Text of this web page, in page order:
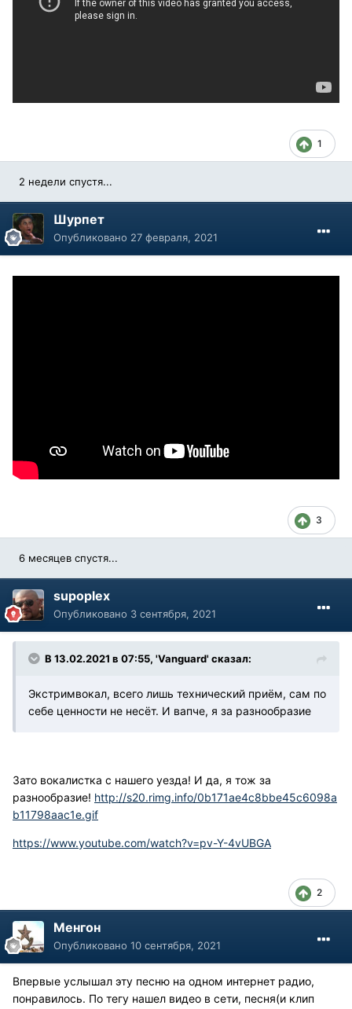
1
2 недели спустя...
Шурпет
Опубликовано 27 февраля, 2021
3
6 месяцев спустя...
supoplex
Опубликовано 3 сентября, 2021
В 13.02.2021 в 07:55, 'Vanguard' сказал:
Экстримвокал, всего лишь технический приём, сам по
себе ценности не несёт. И вапче, я за разнообразие
Зато вокалистка с нашего уезда! И да, я тож за
разнообразие! http://s20.rimg.info/0b171ae4c8bbe45c6098a
b11798aac1e.gif
https://www.youtube.com/watch?v=pv-Y-4vUBGA
2
Менгон
Опубликовано 10 сентября, 2021
Впервые услышал эту песню на одном интернет радио,
понравилось. По тегу нашел видео в сети, песня(и клип